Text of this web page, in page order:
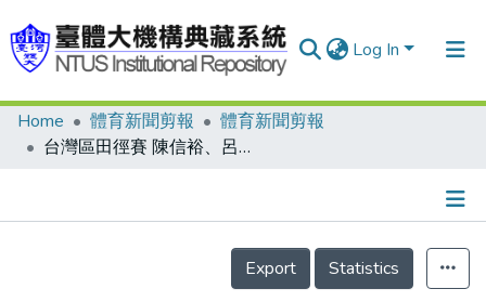
Log In
Communities & Collections
Home 體育新聞剪報
體育新聞剪報
台灣區田徑賽 陳信裕、呂景義 鉛球雙新全國 胡文瑜、高玉娟二百公尺同達亞洲賽標準/高玉娟、陳淑珍 改行成功啟迪大/組合提早做商議 女子接力有前途
Details
Export
Statistics